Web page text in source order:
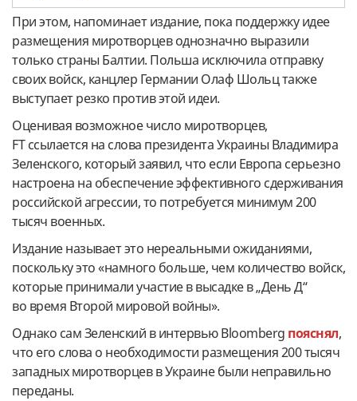
При этом, напоминает издание, пока поддержку идее
размещения миротворцев однозначно выразили
только страны Балтии. Польша исключила отправку
своих войск, канцлер Германии Олаф Шольц также
выступает резко против этой идеи.
Оценивая возможное число миротворцев,
FT ссылается на слова президента Украины Владимира
Зеленского, который заявил, что если Европа серьезно
настроена на обеспечение эффективного сдерживания
российской агрессии, то потребуется минимум 200
тысяч военных.
Издание называет это нереальными ожиданиями,
поскольку это «намного больше, чем количество войск,
которые принимали участие в высадке в „День Д“
во время Второй мировой войны».
Однако сам Зеленский в интервью Bloomberg пояснял,
что его слова о необходимости размещения 200 тысяч
западных миротворцев в Украине были неправильно
переданы.